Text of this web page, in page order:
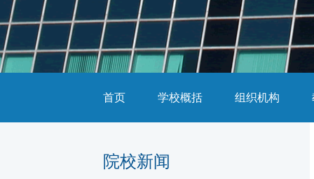
首页 学校概括 组织机构
院校新闻